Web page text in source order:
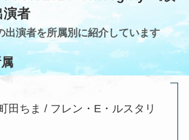
演者
出演者を所属別に紹介しています
田ちま / フレン・E・ルスタリ